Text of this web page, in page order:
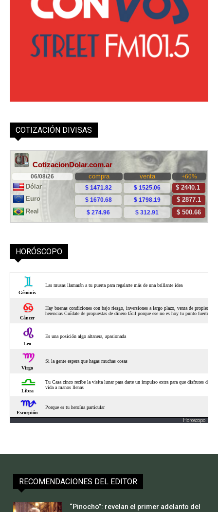
COTIZACIÓN DIVISAS
HORÓSCOPO
Horoscopo
RECOMENDACIONES DEL EDITOR
“Pinocho”: revelan el primer adelanto del